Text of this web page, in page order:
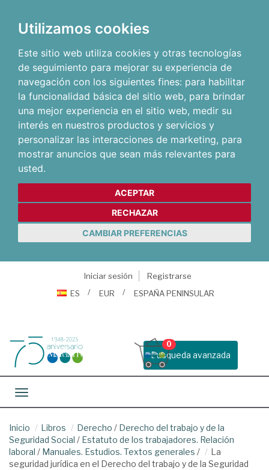
Utilizamos cookies
Este sitio web utiliza cookies y otras tecnologías
de seguimiento para mejorar su experiencia de
navegación con los siguientes fines: para habilitar
la funcionalidad básica del sitio web, para brindar
una mejor experiencia en el sitio web, medir su
interés en nuestros productos y servicios y
personalizar las interacciones de marketing, para
mostrar anuncios que sean más relevantes para
usted.
ACEPTAR
RECHAZAR
CAMBIAR PREFERENCIAS
Iniciar sesión
Registrarse
ES
EUR ESPAÑA PENINSULAR
Busqueda avanzada
0
Toggle navigation
Inicio Libros Derecho / Derecho del trabajo y de la
Seguridad Social / Estatuto de los trabajadores. Relación
laboral / Manuales. Estudios. Textos generales /
La
seguridad jurídica en el Derecho del trabajo y de la Seguridad